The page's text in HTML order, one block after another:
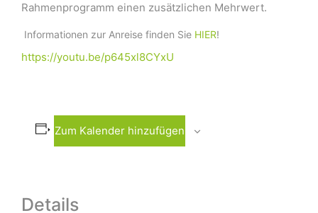
Rahmenprogramm einen zusätzlichen Mehrwert.
Informationen zur Anreise finden Sie HIER!
https://youtu.be/p645xl8CYxU
Zum Kalender hinzufügen
Details